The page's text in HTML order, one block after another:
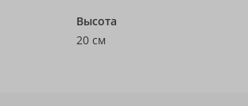
Высота
20 см